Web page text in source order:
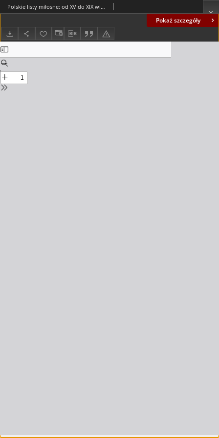
Pokaż szczegóły
Polskie listy miłosne: od XV do XIX wieku